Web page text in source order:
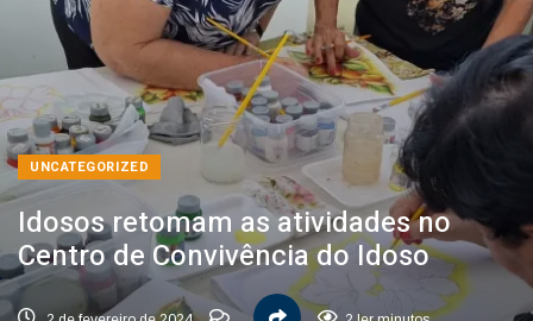
UNCATEGORIZED
Idosos retomam as atividades no
Centro de Convivência do Idoso